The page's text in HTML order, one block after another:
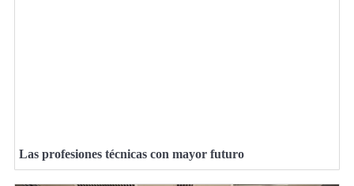
Las profesiones técnicas con mayor futuro